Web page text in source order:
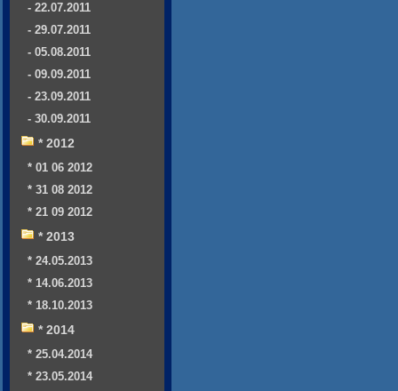
- 22.07.2011
- 29.07.2011
- 05.08.2011
- 09.09.2011
- 23.09.2011
- 30.09.2011
* 2012
* 01 06 2012
* 31 08 2012
* 21 09 2012
* 2013
* 24.05.2013
* 14.06.2013
* 18.10.2013
* 2014
* 25.04.2014
* 23.05.2014